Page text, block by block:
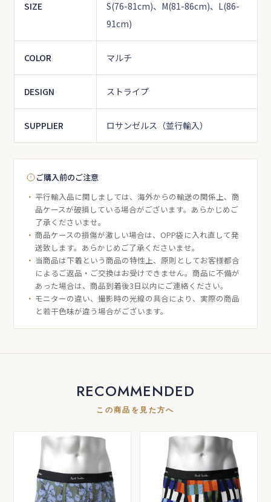
SIZE
S(76-81cm)、M(81-86cm)、L(86-
91cm)
COLOR マルチ
DESIGN ストライプ
SUPPLIER ロサンゼルス（並行輸入）
ご購入前のご注意
平行輸入品に関しましては、海外からの輸送の関係上、商
品ケースが破損している場合がございます。あらかじめご
了承くださいませ。
商品ケースの損傷が激しい場合は、OPP袋に入れ直して発
送致します。あらかじめご了承くださいませ。
当商品は下着という商品の特性上、原則としてお客様都合
によるご返品・ご交換はお受けできません。商品に不備が
あった場合は、商品到着後3日以内にご連絡ください。
モニターの違い、撮影時の光線の具合により、実際の商品
と若干色味が違う場合がございます。
RECOMMENDED
この商品を見た方へ